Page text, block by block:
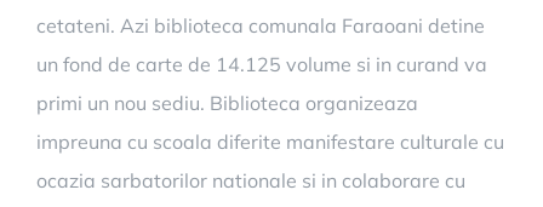
cetateni. Azi biblioteca comunala Faraoani detine
un fond de carte de 14.125 volume si in curand va
primi un nou sediu. Biblioteca organizeaza
impreuna cu scoala diferite manifestare culturale cu
ocazia sarbatorilor nationale si in colaborare cu